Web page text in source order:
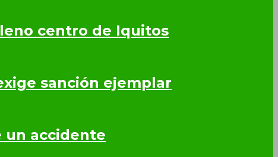
centro de Iquitos
sanción ejemplar
un accidente